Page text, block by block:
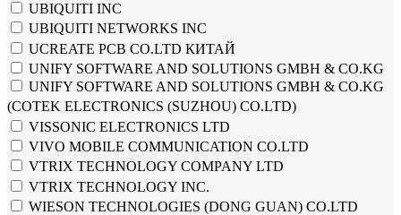
UBIQUITI INC
UBIQUITI NETWORKS INC
UCREATE PCB CO.LTD КИТАЙ
UNIFY SOFTWARE AND SOLUTIONS GMBH & CO.KG
UNIFY SOFTWARE AND SOLUTIONS GMBH & CO.KG
(COTEK ELECTRONICS (SUZHOU) CO.LTD)
VISSONIC ELECTRONICS LTD
VIVO MOBILE COMMUNICATION CO.LTD
VTRIX TECHNOLOGY COMPANY LTD
VTRIX TECHNOLOGY INC.
WIESON TECHNOLOGIES (DONG GUAN) CO.LTD